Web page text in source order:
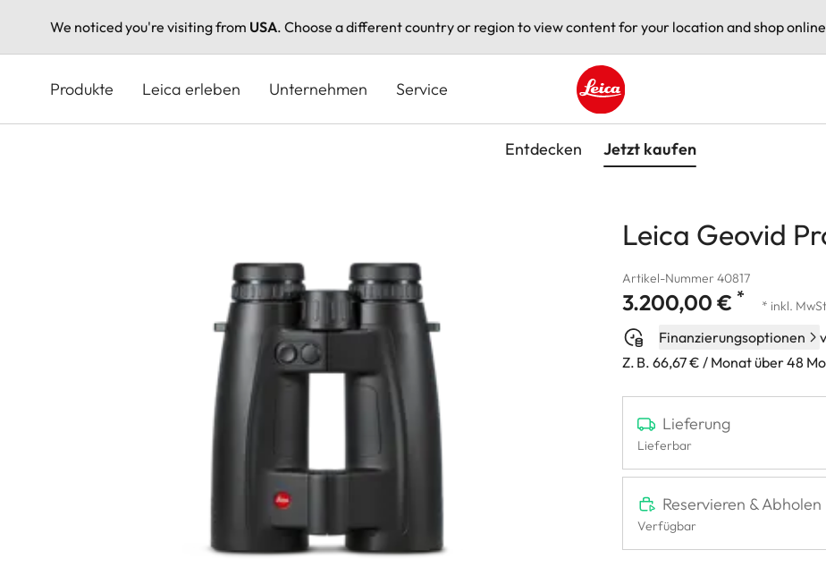
We noticed you're visiting from USA. Choose a different country or region to view content for your location and shop
Produkte Leica erleben Unternehmen Service
Leica logo - Home
Entdecken Jetzt kaufen
Leica Geovid
Artikel-Nummer 40817
3.200,00 € * * inkl.
Finanzierungsoptionen
Z. B. 66,67 € / Monat über 48
Lieferung
Lieferbar
Reservieren & Abholen
Verfügbar